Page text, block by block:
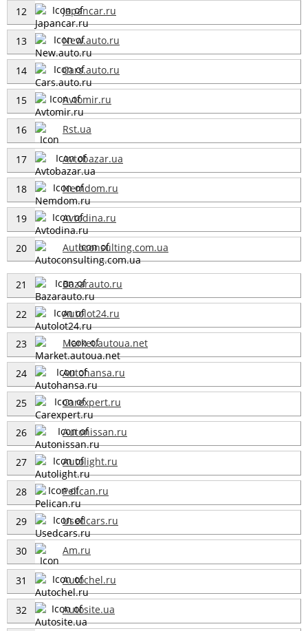
12 Japancar.ru
13 New.auto.ru
14 Cars.auto.ru
15 Avtomir.ru
16 Rst.ua
17 Avtobazar.ua
18 Nemdom.ru
19 Avtodina.ru
20 Autoconsulting.com.ua
21 Bazarauto.ru
22 Autolot24.ru
23 Market.autoua.net
24 Autohansa.ru
25 Carexpert.ru
26 Autonissan.ru
27 Autolight.ru
28 Pelican.ru
29 Usedcars.ru
30 Am.ru
31 Autochel.ru
32 Autosite.ua